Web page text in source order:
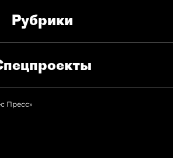
Рубрики
Пресс»